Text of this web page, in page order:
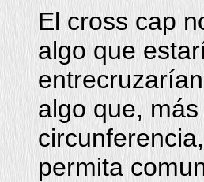
El cross cap
algo que
algo que,
permita